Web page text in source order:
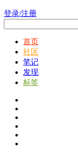
登录/注册
首页
社区
笔记
发现
标签